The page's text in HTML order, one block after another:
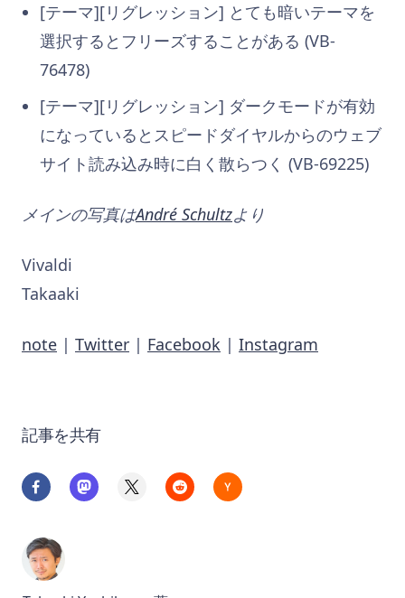
[テーマ][リグレッション] とても暗いテーマを
選択するとフリーズすることがある (VB-
76478)
[テーマ][リグレッション] ダークモードが有効
になっているとスピードダイヤルからのウェブ
サイト読み込み時に白く散らつく (VB-69225)
メインの写真はAndré Schultzより
Vivaldi
Takaaki
note | Twitter | Facebook | Instagram
記事を共有